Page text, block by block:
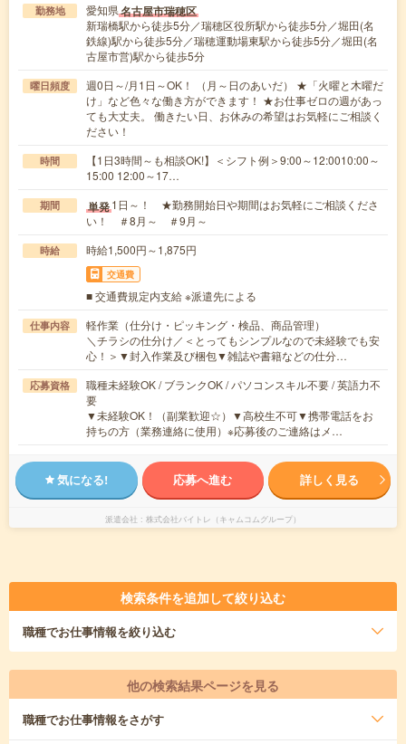
勤務地 愛知県名古屋市瑞穂区
新瑞橋駅から徒歩5分／瑞穂区役所駅から徒歩5分／堀田(名
鉄線)駅から徒歩5分／瑞穂運動場東駅から徒歩5分／堀田(名
古屋市営)駅から徒歩5分
曜日頻度
週0日～/月1日～OK！ （月～日のあいだ） ★「火曜と木曜だ
け」など色々な働き方ができます！ ★お仕事ゼロの週があっ
ても大丈夫。 働きたい日、お休みの希望はお気軽にご相談く
ださい！
時間
【1日3時間～も相談OK!】＜シフト例＞9:00～12:0010:00～
15:00 12:00～17…
期間 単発1日～！ ★勤務開始日や期間はお気軽にご相談くださ
い！ ＃8月～ ＃9月～
時給 時給1,500円～1,875円
交通費
■ 交通費規定内支給 ※派遣先による
仕事内容
軽作業（仕分け・ピッキング・検品、商品管理）
＼チラシの仕分け／＜とってもシンプルなので未経験でも安
心！＞▼封入作業及び梱包▼雑誌や書籍などの仕分…
応募資格
職種未経験OK / ブランクOK / パソコンスキル不要 / 英語力不
要
▼未経験OK！（副業歓迎☆）▼高校生不可▼携帯電話をお
持ちの方（業務連絡に使用）※応募後のご連絡はメ…
気になる! 応募へ進む 詳しく見る
派遣会社 株式会社バイトレ（キャムコムグループ）
検索条件を追加して絞り込む
職種でお仕事情報を絞り込む
他の検索結果ページを見る
職種でお仕事情報をさがす